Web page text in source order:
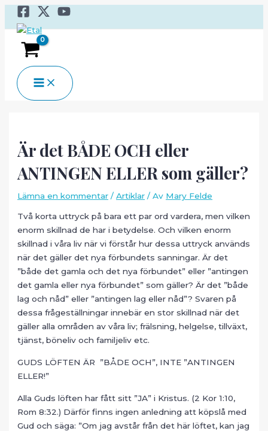
Hoppa
MAIN
MENU
Är det BÅDE OCH eller
ANTINGEN ELLER som gäller?
Lämna en kommentar /Artiklar / Av Mary Felde
Två korta uttryck på bara ett par ord vardera, men vilken
enorm skillnad de har i betydelse. Och vilken enorm
skillnad i våra liv när vi förstår hur dessa uttryck används
när det gäller det nya förbundets sanningar. Är det
”både det gamla och det nya förbundet” eller ”antingen
det gamla eller nya förbundet” som gäller? Är det ”både
lag och nåd” eller ”antingen lag eller nåd”? Svaren på
dessa frågeställningar innebär en stor skillnad när det
gäller alla områden av våra liv; frälsning, helgelse, tillväxt,
tjänst, böneliv och familjeliv etc.
GUDS LÖFTEN ÄR ”BÅDE OCH”, INTE ”ANTINGEN
ELLER!”
Alla Guds löften har fått sitt ”JA” i Kristus. (2 Kor 1:10,
Rom 8:32.) Därför finns ingen anledning att köpslå med
Gud och säga: ”Om jag avstår från det här löftet, kan jag